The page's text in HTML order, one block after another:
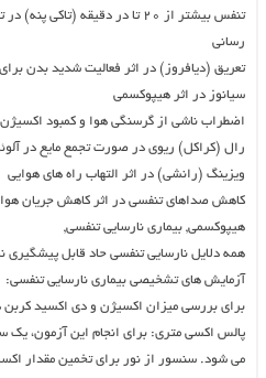
تنفس بیشتر از ۲۰ تا در دقیقه
رسانی
تعریق (دیافروز) در اثر فعالیت شدید بدن
سیانوز در اثر هیپوکسمی
اضطراب ناشی از گرسنگی هوا و کمبود
رال (کراکل) ریوی در صورت تجمع مایع در
ویزینگ (رانشی) در اثر التهاب راه های هوایی
کاهش صداهای تنفسی در اثر کاهش جریان هوا
هیپوکسمی, بیماری نارسایی تنفسی,
همه دلایل نارسایی تنفسی حاد قابل پیشگیری
آزمایش های تشخیصی بیماری نارسایی تنفسی:
برای بررسی میزان اکسیژن و دی اکسید کربن
پالس اکسی متری: برای انجام این آزمون،
می شود. سنسور از نور برای تخمین مقدار